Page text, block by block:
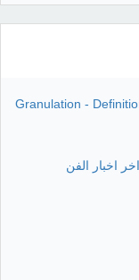
Granulation -
اخبار الفن